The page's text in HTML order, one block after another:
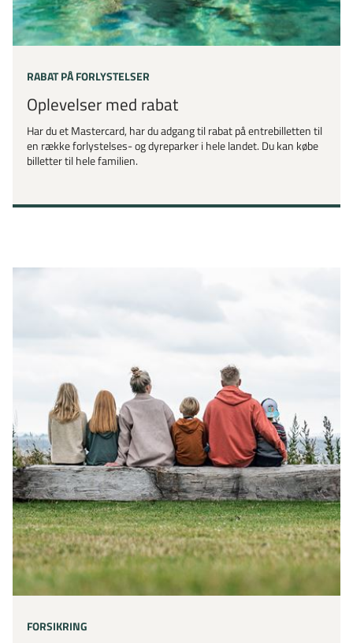
RABAT PÅ FORLYSTELSER
Oplevelser med rabat
Har du et Mastercard, har du adgang til rabat på entrebilletten til
en række forlystelses- og dyreparker i hele landet. Du kan købe
billetter til hele familien.
FORSIKRING